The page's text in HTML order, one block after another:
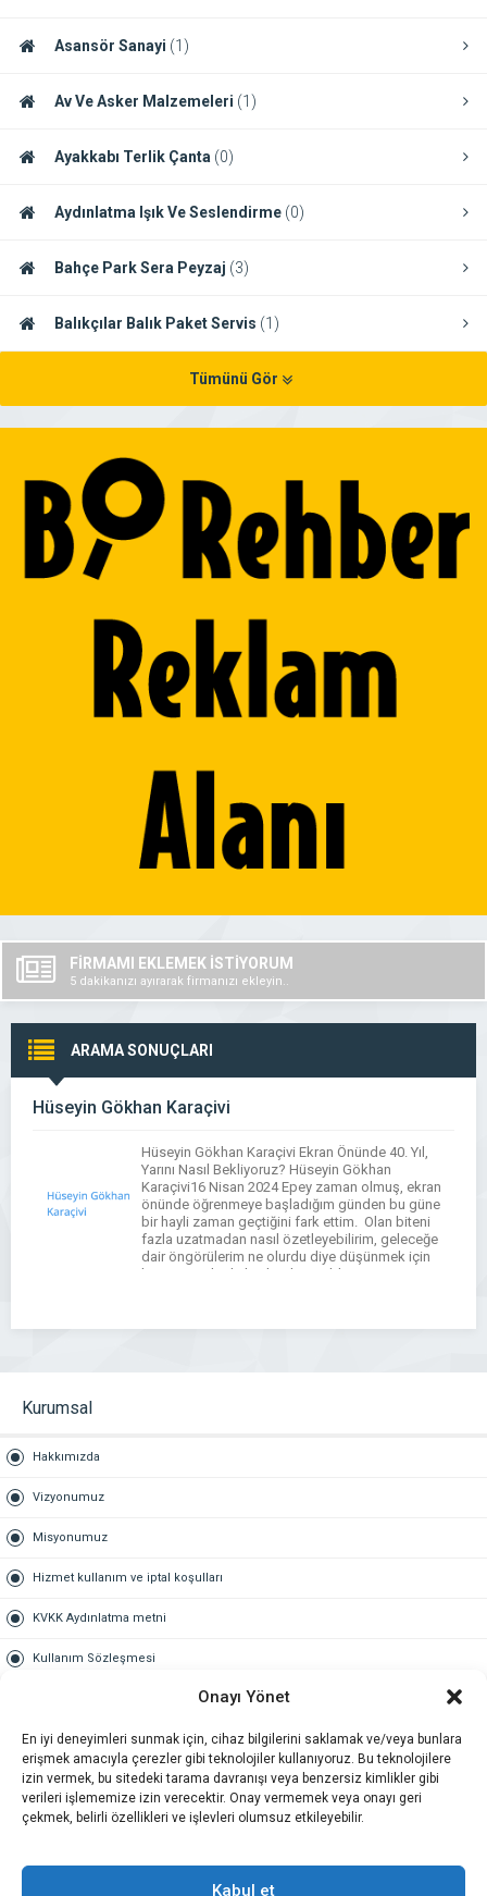
Onayı Yönet
En iyi deneyimleri sunmak için, cihaz bilgilerini saklamak ve/veya bunlara
erişmek amacıyla çerezler gibi teknolojiler kullanıyoruz. Bu teknolojilere
izin vermek, bu sitedeki tarama davranışı veya benzersiz kimlikler gibi
verileri işlememize izin verecektir. Onay vermemek veya onayı geri
çekmek, belirli özellikleri ve işlevleri olumsuz etkileyebilir.
Kabul et
Asansör Sanayi (1)
Av Ve Asker Malzemeleri (1)
Ayakkabı Terlik Çanta (0)
Aydınlatma Işık Ve Seslendirme (0)
Bahçe Park Sera Peyzaj (3)
Balıkçılar Balık Paket Servis (1)
Tümünü Gör
FİRMAMI EKLEMEK İSTİYORUM
5 dakikanızı ayırarak firmanızı ekleyin..
ARAMA SONUÇLARI
Hüseyin Gökhan Karaçivi
Hüseyin Gökhan Karaçivi Ekran Önünde 40. Yıl,
Yarını Nasıl Bekliyoruz? Hüseyin Gökhan
Karaçivi16 Nisan 2024 Epey zaman olmuş, ekran
önünde öğrenmeye başladığım günden bu güne
bir hayli zaman geçtiğini fark ettim. Olan biteni
fazla uzatmadan nasıl özetleyebilirim, geleceğe
dair öngörülerim ne olurdu diye düşünmek için
bayram tatilinde hayli vaktim oldu. Konserve,
Kurumsal
Hakkımızda
Vizyonumuz
Misyonumuz
Hizmet kullanım ve iptal koşulları
KVKK Aydınlatma metni
Kullanım Sözleşmesi
Gold üyelik nedir
Kariyer